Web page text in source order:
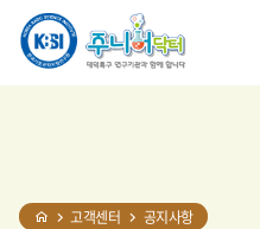
반복영역
건너뛰기
고객센터 공지사항
공유